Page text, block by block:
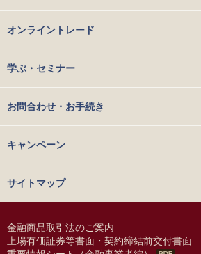
オンライントレード
学ぶ・セミナー
お問合わせ・お手続き
キャンペーン
サイトマップ
金融商品取引法のご案内
上場有価証券等書面・契約締結前交付書面